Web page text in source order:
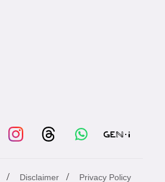
/ Disclaimer / Privacy Policy